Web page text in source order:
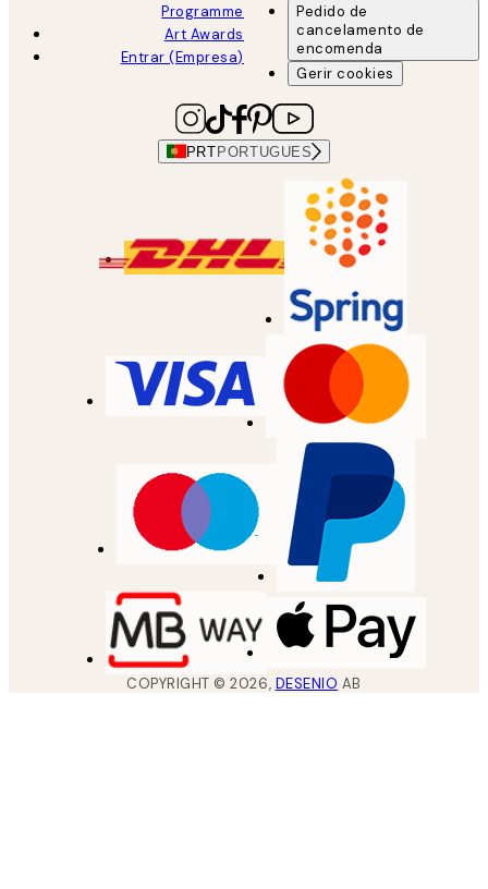
Programme
Art Awards
Entrar (Empresa)
Pedido de
cancelamento de
encomenda
Gerir cookies
PRTPORTUGUES
COPYRIGHT ©2026, DESENIO AB